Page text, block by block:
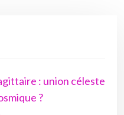
: union céleste
?